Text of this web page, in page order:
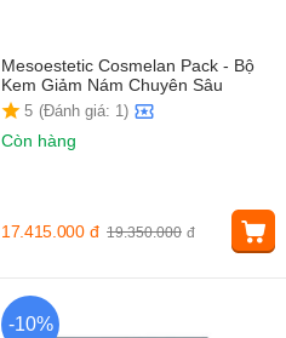
Mesoestetic Cosmelan Pack - Bộ
Kem Giảm Nám Chuyên Sâu
5 (Đánh giá: 1)
Còn hàng
19.350.000 đ
17.415.000 đ
-10%